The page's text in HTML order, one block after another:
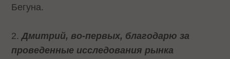
Бегуна.
2.Дмитрий, во-первых, благодарю за
проведенные исследования рынка